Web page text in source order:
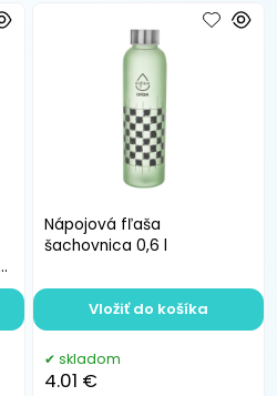
Nápojová fľaša
šachovnica 0,6 l
skladom
4.01 €
Vložiť do košíka